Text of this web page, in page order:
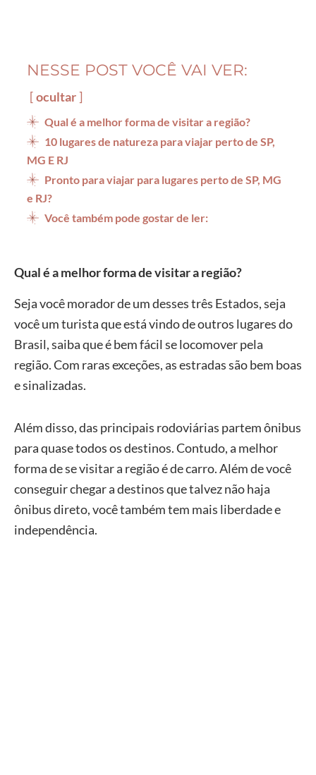
NESSE POST VOCÊ VAI VER:
ocultar
Qual é a melhor forma de visitar a região?
10 lugares de natureza para viajar perto de SP,
MG E RJ
Pronto para viajar para lugares perto de SP, MG
e RJ?
Você também pode gostar de ler:
Qual é a melhor forma de visitar a região?
Seja você morador de um desses três Estados, seja
você um turista que está vindo de outros lugares do
Brasil, saiba que é bem fácil se locomover pela
região. Com raras exceções, as estradas são bem boas
e sinalizadas.
Além disso, das principais rodoviárias partem ônibus
para quase todos os destinos. Contudo, a melhor
forma de se visitar a região é de carro. Além de você
conseguir chegar a destinos que talvez não haja
ônibus direto, você também tem mais liberdade e
independência.